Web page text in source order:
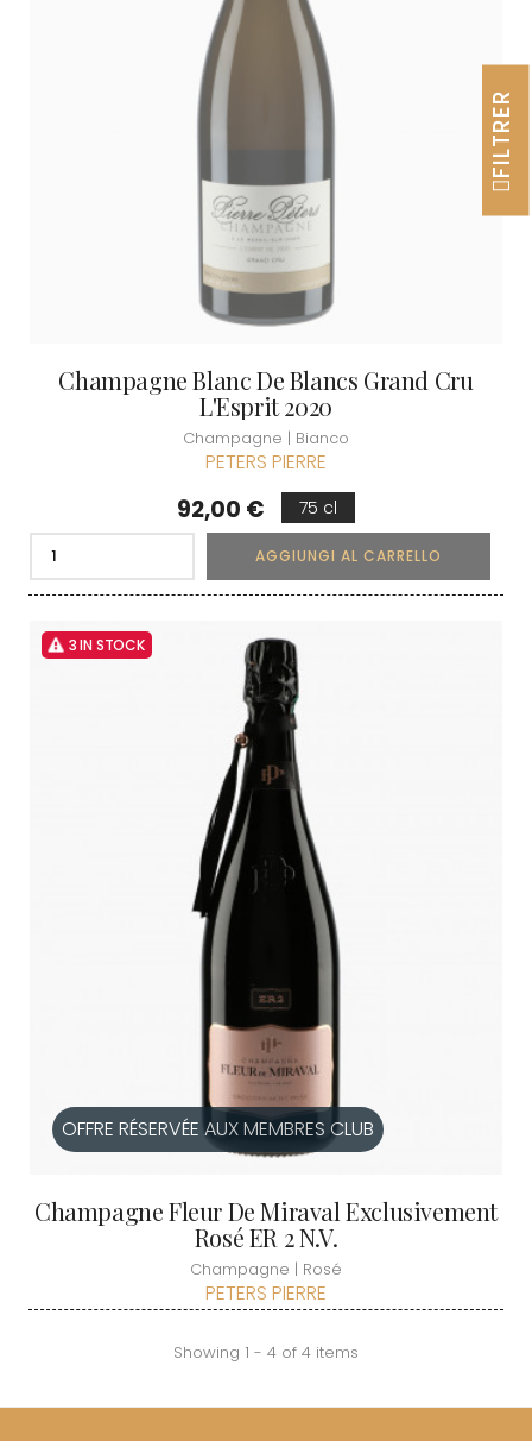
Champagne Blanc De Blancs Grand Cru
L'Esprit 2020
Champagne | Bianco
PETERS PIERRE
Prezzo
92,00 € 75 cl
AGGIUNGI AL CARRELLO
3 IN STOCK
OFFRE RÉSERVÉE AUX MEMBRES CLUB
Champagne Fleur De Miraval Exclusivement
Rosé ER 2 N.V.
Champagne | Rosé
PETERS PIERRE
Showing 1 - 4 of 4 items
FILTRER